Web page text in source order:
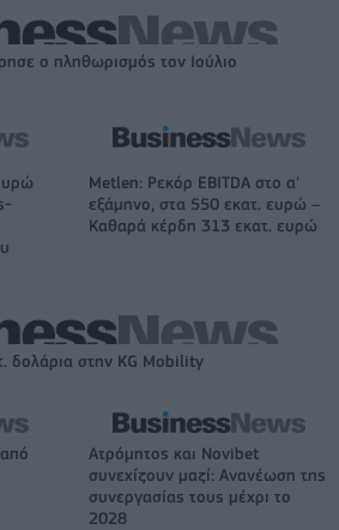
ο πληθωρισμός τον Ιούλιο
Metlen: Ρεκόρ EBITDA στο α'
εξάμηνο, στα 550 εκατ. ευρώ –
Καθαρά κέρδη 313 εκατ. ευρώ
δολάρια στην KG Mobility
Ατρόμητος και Novibet
συνεχίζουν μαζί: Ανανέωση της
συνεργασίας τους μέχρι το
2028